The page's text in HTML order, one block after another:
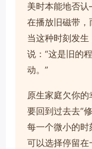
美时本能地否
在播放旧磁带
当这种时刻发
说：“这是旧的
动。”
原生家庭欠你
要回到过去去“
每一个微小的
可以选择停留